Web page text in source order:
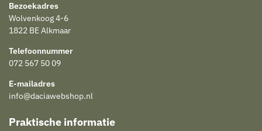
Bezoekadres
Wolvenkoog 4-6
1822 BE Alkmaar
Telefoonnummer
072 567 50 09
E-mailadres
info@daciawebshop.nl
Praktische informatie